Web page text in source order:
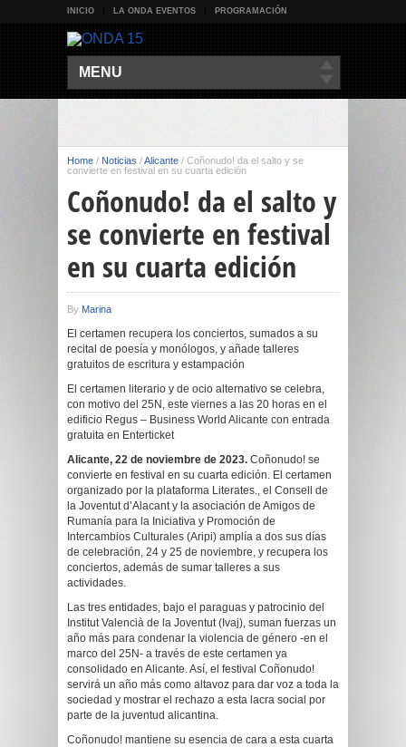
INICIO LA ONDA EVENTOS PROGRAMACIÓN
MENU
Home / Noticias /Alicante / Coñonudo! da el salto y se
convierte en festival en su cuarta edición
Coñonudo! da el salto y
se convierte en festival
en su cuarta edición
By Marina
El certamen recupera los conciertos, sumados a su
recital de poesía y monólogos, y añade talleres
gratuitos de escritura y estampación
El certamen literario y de ocio alternativo se celebra,
con motivo del 25N, este viernes a las 20 horas en el
edificio Regus – Business World Alicante con entrada
gratuita en Enterticket
Alicante, 22 de noviembre de 2023. Coñonudo! se
convierte en festival en su cuarta edición. El certamen
organizado por la plataforma Literates., el Consell de
la Joventut d’Alacant y la asociación de Amigos de
Rumanía para la Iniciativa y Promoción de
Intercambios Culturales (Aripi) amplía a dos sus días
de celebración, 24 y 25 de noviembre, y recupera los
conciertos, además de sumar talleres a sus
actividades.
Las tres entidades, bajo el paraguas y patrocinio del
Institut Valencià de la Joventut (Ivaj), suman fuerzas un
año más para condenar la violencia de género -en el
marco del 25N- a través de este certamen ya
consolidado en Alicante. Así, el festival Coñonudo!
servirá un año más como altavoz para dar voz a toda la
sociedad y mostrar el rechazo a esta lacra social por
parte de la juventud alicantina.
Coñonudo! mantiene su esencia de cara a esta cuarta